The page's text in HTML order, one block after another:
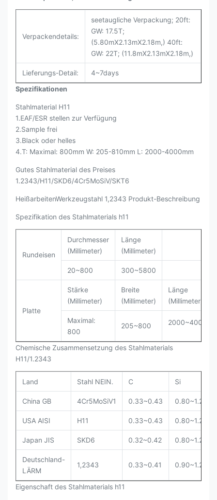
Verpackendetails:
seetaugliche Verpackung; 20ft:
GW: 17.5T;
(5.80mX2.13mX2.18m,) 40ft:
GW: 22T; (11.8mX2.13mX2.18m,)
Lieferungs-Detail:
4~7days
Spezifikationen
Stahlmaterial H11
1.EAF/ESR stellen zur Verfügung
2.Sample frei
3.Black oder helles
4.T: Maximal: 800mm W: 205-810mm L: 2000-4000mm
Gutes Stahlmaterial des Preises
1.2343/H11/SKD6/4Cr5MoSiV/SKT6
HeißarbeitenWerkzeugstahl 1,2343 Produkt-Beschreibung
Spezifikation des Stahlmaterials h11
Rundeisen
Durchmesser
(Millimeter)
Länge
(Millimeter)
20~800 300~5800
Platte
Stärke
(Millimeter)
Breite
(Millimeter)
Länge
(Millimeter)
Maximal:
800
205~800 2000~4000
Chemische Zusammensetzung des Stahlmaterials
H11/1.2343
Land Stahl NEIN. C Si
China GB 4Cr5MoSiV1 0.33~0.43 0.80~1.20
USA AISI H11 0.33~0.43 0.80~1.20
Japan JIS SKD6 0.32~0.42 0.80~1.20
Deutschland-
LÄRM
1,2343 0.33~0.41 0.90~1.20
Eigenschaft des Stahlmaterials h11